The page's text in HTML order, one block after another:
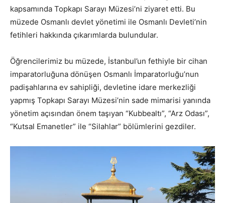
kapsamında Topkapı Sarayı Müzesi’ni ziyaret etti. Bu
müzede Osmanlı devlet yönetimi ile Osmanlı Devleti’nin
fetihleri hakkında çıkarımlarda bulundular.
Öğrencilerimiz bu müzede, İstanbul’un fethiyle bir cihan
imparatorluğuna dönüşen Osmanlı İmparatorluğu’nun
padişahlarına ev sahipliği, devletine idare merkezliği
yapmış Topkapı Sarayı Müzesi’nin sade mimarisi yanında
yönetim açısından önem taşıyan “Kubbealtı”, “Arz Odası”,
“Kutsal Emanetler” ile “Silahlar” bölümlerini gezdiler.